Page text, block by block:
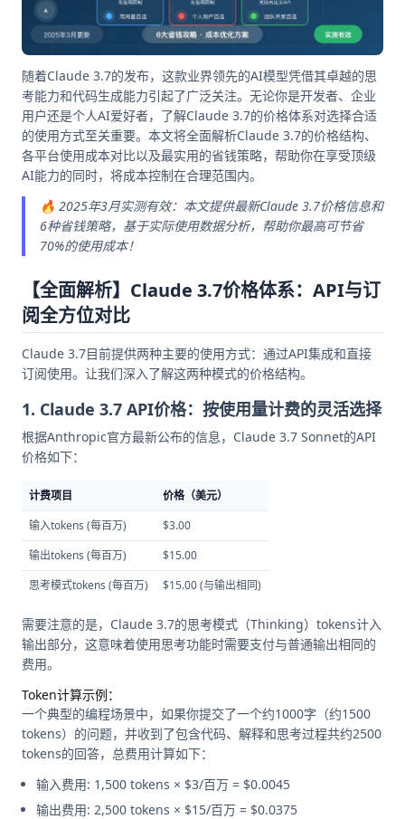
随着Claude 3.7的发布，这款业界领先的AI模型凭借其卓越的思
考能力和代码生成能力引起了广泛关注。无论你是开发者、企业
用户还是个人AI爱好者，了解Claude 3.7的价格体系对选择合适
的使用方式至关重要。本文将全面解析Claude 3.7的价格结构、
各平台使用成本对比以及最实用的省钱策略，帮助你在享受顶级
AI能力的同时，将成本控制在合理范围内。
🔥 2025年3月实测有效：本文提供最新Claude 3.7价格信息和
6种省钱策略，基于实际使用数据分析，帮助你最高可节省
70%的使用成本！
【全面解析】Claude 3.7价格体系：API与订
阅全方位对比
Claude 3.7目前提供两种主要的使用方式：通过API集成和直接
订阅使用。让我们深入了解这两种模式的价格结构。
1. Claude 3.7 API价格：按使用量计费的灵活选择
根据Anthropic官方最新公布的信息，Claude 3.7 Sonnet的API
价格如下：
计费项目
价格（美元）
输入tokens (每百万)
$3.00
输出tokens (每百万)
$15.00
思考模式tokens (每百万)
$15.00 (与输出相同)
需要注意的是，Claude 3.7的思考模式（Thinking）tokens计入
输出部分，这意味着使用思考功能时需要支付与普通输出相同的
费用。
Token计算示例：
一个典型的编程场景中，如果你提交了一个约1000字（约1500
tokens）的问题，并收到了包含代码、解释和思考过程共约2500
tokens的回答，总费用计算如下：
输入费用: 1,500 tokens × $3/百万 = $0.0045
输出费用: 2,500 tokens × $15/百万 = $0.0375